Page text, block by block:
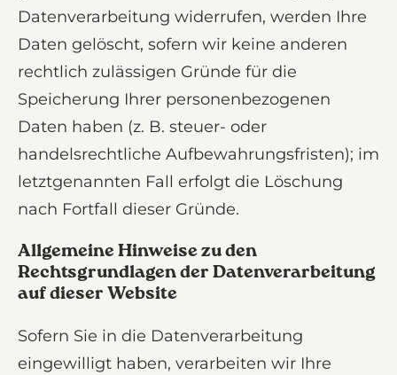
Datenverarbeitung widerrufen, werden Ihre
Daten gelöscht, sofern wir keine anderen
rechtlich zulässigen Gründe für die
Speicherung Ihrer personenbezogenen
Daten haben (z. B. steuer- oder
handelsrechtliche Aufbewahrungsfristen); im
letztgenannten Fall erfolgt die Löschung
nach Fortfall dieser Gründe.
Allgemeine Hinweise zu den
Rechtsgrundlagen der Datenverarbeitung
auf dieser Website
Sofern Sie in die Datenverarbeitung
eingewilligt haben, verarbeiten wir Ihre